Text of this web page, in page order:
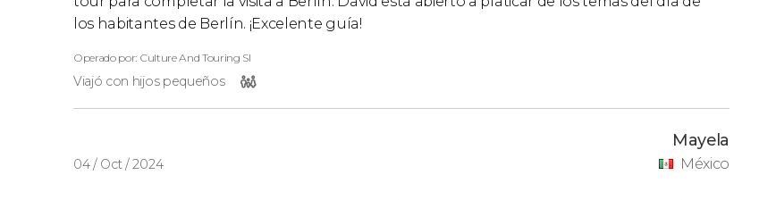
los habitantes de Berlín. ¡Excelente guía!
Operado por: Culture And Touring Sl
Viajó con hijos pequeños
04 / Oct / 2024
Mayela
México